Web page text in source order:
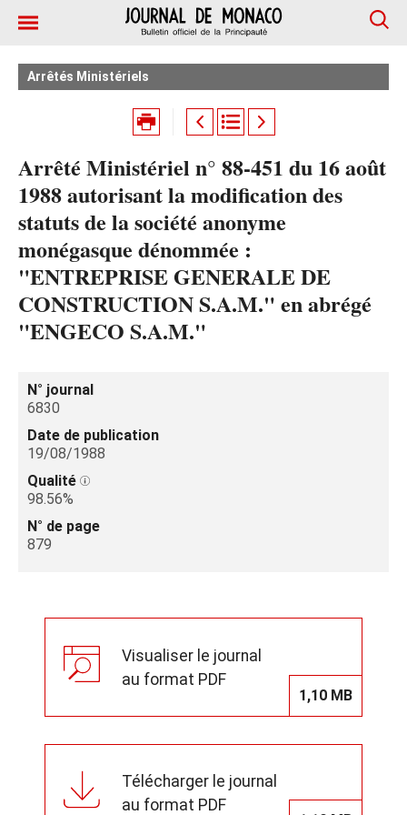
Arrêtés Ministériels
Arrêté Ministériel n° 88-451 du 16 août
1988 autorisant la modification des
statuts de la société anonyme
monégasque dénommée :
"ENTREPRISE GENERALE DE
CONSTRUCTION S.A.M." en abrégé
"ENGECO S.A.M."
N° journal
6830
Date de publication
19/08/1988
Qualité
98.56%
N° de page
879
Visualiser le journal
au format PDF
1,10 MB
Télécharger le journal
au format PDF